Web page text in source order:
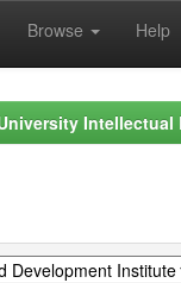
Browse Help
Intellectual